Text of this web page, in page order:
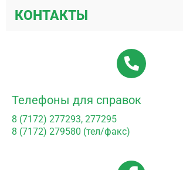
КОНТАКТЫ
Телефоны для справок
8 (7172) 277293, 277295
8 (7172) 279580 (тел/факс)